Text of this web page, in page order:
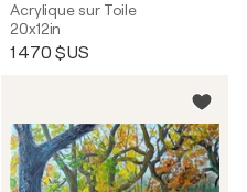
Acrylique sur Toile
20x12in
1 470 $US